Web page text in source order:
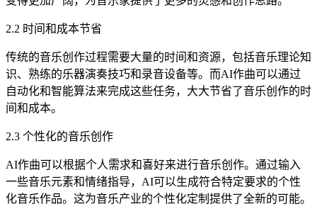
2.2 时间和成本节省
传统的音乐创作过程需要大量的时间和资源，包括音乐理论知
识、熟练的乐器演奏技巧和录音设备等。而AI作曲可以通过
自动化和智能算法来完成这些任务，大大节省了音乐创作的时
间和成本。
2.3 个性化的音乐创作
AI作曲可以根据个人需求和喜好来进行音乐创作。通过输入
一些音乐元素和情绪指导，AI可以生成符合特定要求的个性
化音乐作品。这为音乐产业的个性化定制提供了全新的可能。